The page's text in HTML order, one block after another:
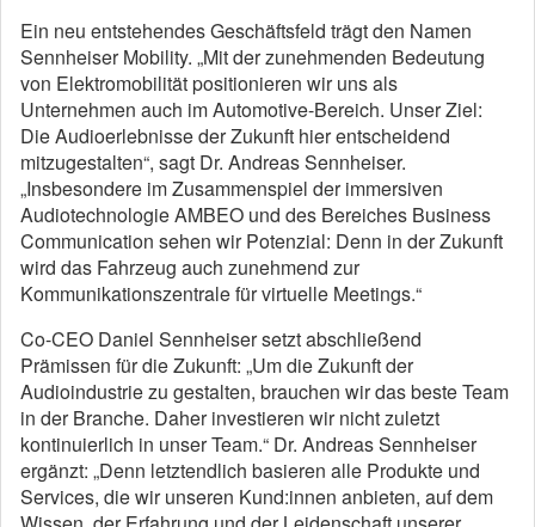
Ein neu entstehendes Geschäftsfeld trägt den Namen
Sennheiser Mobility. „Mit der zunehmenden Bedeutung
von Elektromobilität positionieren wir uns als
Unternehmen auch im Automotive-Bereich. Unser Ziel:
Die Audioerlebnisse der Zukunft hier entscheidend
mitzugestalten“, sagt Dr. Andreas Sennheiser.
„Insbesondere im Zusammenspiel der immersiven
Audiotechnologie AMBEO und des Bereiches Business
Communication sehen wir Potenzial: Denn in der Zukunft
wird das Fahrzeug auch zunehmend zur
Kommunikationszentrale für virtuelle Meetings.“
Co-CEO Daniel Sennheiser setzt abschließend
Prämissen für die Zukunft: „Um die Zukunft der
Audioindustrie zu gestalten, brauchen wir das beste Team
in der Branche. Daher investieren wir nicht zuletzt
kontinuierlich in unser Team.“ Dr. Andreas Sennheiser
ergänzt: „Denn letztendlich basieren alle Produkte und
Services, die wir unseren Kund:innen anbieten, auf dem